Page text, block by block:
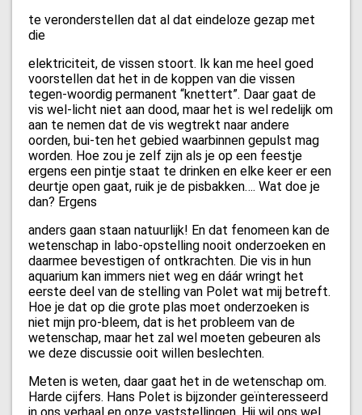
te veronderstellen dat al dat eindeloze gezap met
die
elektriciteit, de vissen stoort. Ik kan me heel goed
voorstellen dat het in de koppen van die vissen
tegen-woordig permanent “knettert”. Daar gaat de
vis wel-licht niet aan dood, maar het is wel redelijk om
aan te nemen dat de vis wegtrekt naar andere
oorden, bui-ten het gebied waarbinnen gepulst mag
worden. Hoe zou je zelf zijn als je op een feestje
ergens een pintje staat te drinken en elke keer er een
deurtje open gaat, ruik je de pisbakken…. Wat doe je
dan? Ergens
anders gaan staan natuurlijk! En dat fenomeen kan de
wetenschap in labo-opstelling nooit onderzoeken en
daarmee bevestigen of ontkrachten. Die vis in hun
aquarium kan immers niet weg en dáár wringt het
eerste deel van de stelling van Polet wat mij betreft.
Hoe je dat op die grote plas moet onderzoeken is
niet mijn pro-bleem, dat is het probleem van de
wetenschap, maar het zal wel moeten gebeuren als
we deze discussie ooit willen beslechten.
Meten is weten, daar gaat het in de wetenschap om.
Harde cijfers. Hans Polet is bijzonder geïnteresseerd